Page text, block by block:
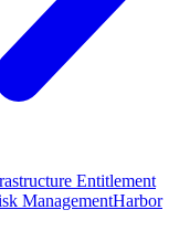
Entitlement
ManagementHarbor